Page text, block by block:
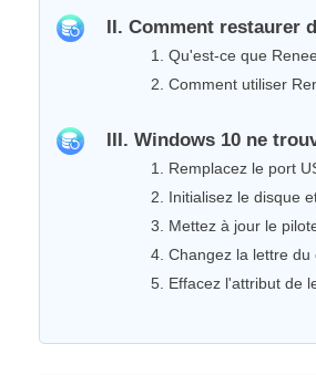
II. Comment restaurer
1. Qu'est-ce que
2. Comment utiliser
III. Windows 10 ne
1. Remplacez le port
2. Initialisez le disque
3. Mettez à jour le
4. Changez la lettre du
5. Effacez l'attribut de